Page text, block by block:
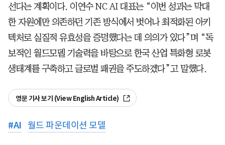
선다는 계획이다. 이연수 NC AI 대표는 “이번 성과는 막대
한 자원에만 의존하던 기존 방식에서 벗어나 최적화된 아키
텍처로 실질적 유효성을 증명했다는 데 의의가 있다”며 “독
보적인 월드모델 기술력을 바탕으로 한국 산업 특화형 로봇
생태계를 구축하고 글로벌 패권을 주도하겠다”고 말했다.
영문 기사 보기 (View English Article)
#AI 월드 파운데이션 모델